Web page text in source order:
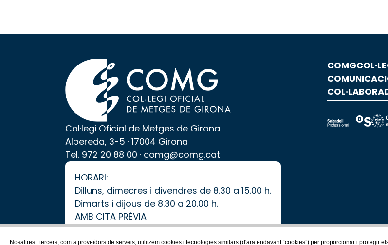
Nosaltres i tercers, com a proveïdors de serveis, utilitzem cookies i tecnologies similars (d'ara endavant “cookies”) per proporcionar i
Col·legi Oficial de Metges de Girona
Albereda, 3-5 · 17004 Girona
Tel. 972 20 88 00 · comg@comg.cat
HORARI:
Dilluns, dimecres i divendres de 8.30 a 15.00 h.
Dimarts i dijous de 8.30 a 20.00 h.
AMB CITA PRÈVIA
COMG